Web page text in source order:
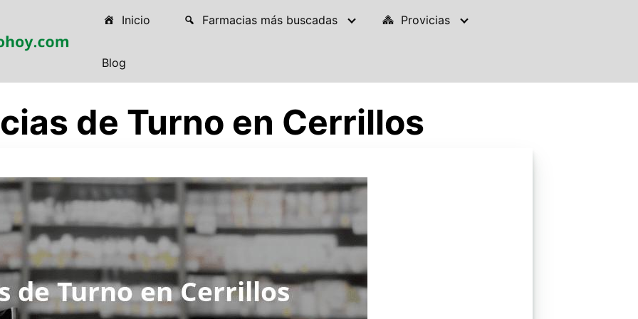
Inicio Farmacias más buscadas Provicias
Blog
de Turno en Cerrillos